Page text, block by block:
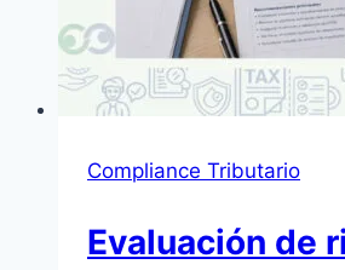
Compliance Tributario
Evaluación de